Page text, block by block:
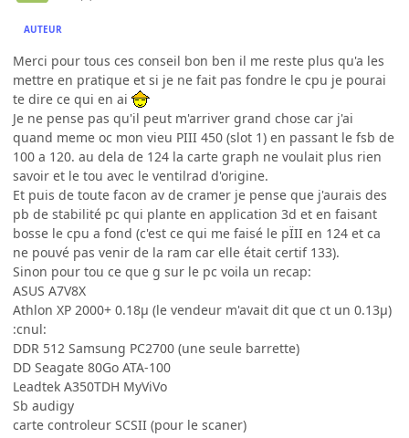
AUTEUR
Merci pour tous ces conseil bon ben il me reste plus qu'a les
mettre en pratique et si je ne fait pas fondre le cpu je pourai
te dire ce qui en ai
Je ne pense pas qu'il peut m'arriver grand chose car j'ai
quand meme oc mon vieu PIII 450 (slot 1) en passant le fsb de
100 a 120. au dela de 124 la carte graph ne voulait plus rien
savoir et le tou avec le ventilrad d'origine.
Et puis de toute facon av de cramer je pense que j'aurais des
pb de stabilité pc qui plante en application 3d et en faisant
bosse le cpu a fond (c'est ce qui me faisé le pÏII en 124 et ca
ne pouvé pas venir de la ram car elle était certif 133).
Sinon pour tou ce que g sur le pc voila un recap:
ASUS A7V8X
Athlon XP 2000+ 0.18µ (le vendeur m'avait dit que ct un 0.13µ)
:cnul:
DDR 512 Samsung PC2700 (une seule barrette)
DD Seagate 80Go ATA-100
Leadtek A350TDH MyViVo
Sb audigy
carte controleur SCSII (pour le scaner)